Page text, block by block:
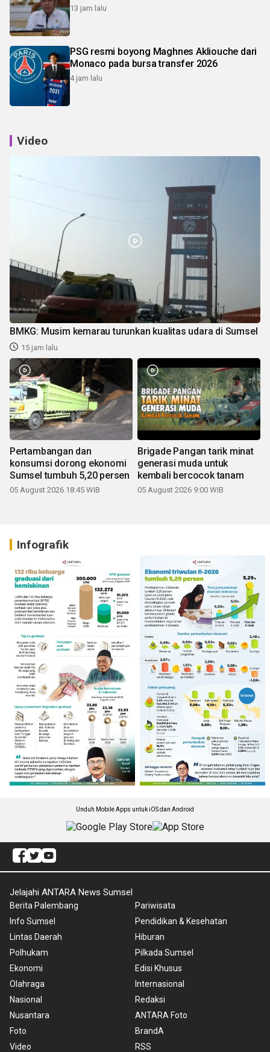
13 jam lalu
PSG resmi boyong Maghnes Akliouche dari
Monaco pada bursa transfer 2026
4 jam lalu
Video
BMKG: Musim kemarau turunkan kualitas udara di Sumsel
15 jam lalu
Pertambangan dan
konsumsi dorong ekonomi
Sumsel tumbuh 5,20 persen
05 August 2026 18:45 WIB
Brigade Pangan tarik minat
generasi muda untuk
kembali bercocok tanam
05 August 2026 9:00 WIB
Infografik
Unduh Mobile Apps untuk iOS dan Android
Jelajahi ANTARA News Sumsel
Berita Palembang
Info Sumsel
Lintas Daerah
Polhukam
Ekonomi
Olahraga
Nasional
Nusantara
Foto
Video
Pariwisata
Pendidikan & Kesehatan
Hiburan
Pilkada Sumsel
Edisi Khusus
Internasional
Redaksi
ANTARA Foto
BrandA
RSS